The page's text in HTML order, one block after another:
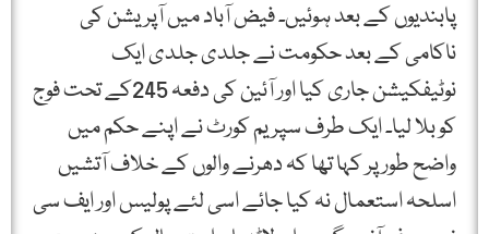
پابندیوں کے بعد ہوئیں۔ فیض آباد میں آپریشن کی
ناکامی کے بعد حکومت نے جلدی جلدی ایک
نوٹیفکیشن جاری کیا اور آئین کی دفعہ 245کے تحت فوج
کو بلا لیا۔ ایک طرف سپریم کورٹ نے اپنے حکم میں
واضح طور پر کہا تھا کہ دھرنے والوں کے خلاف آتشیں
اسلحہ استعمال نہ کیا جائے اسی لئے پولیس اور ایف سی